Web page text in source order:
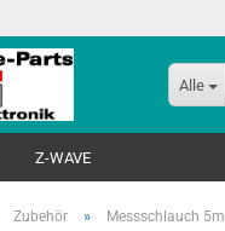
Alle
Z-WAVE
Zubehör » Messschlauch 5m